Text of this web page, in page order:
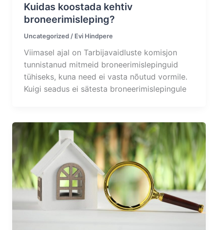
Kuidas koostada kehtiv
broneerimisleping?
Uncategorized/ Evi Hindpere
Viimasel ajal on Tarbijavaidluste komisjon
tunnistanud mitmeid broneerimislepinguid
tühiseks, kuna need ei vasta nõutud vormile.
Kuigi seadus ei sätesta broneerimislepingule